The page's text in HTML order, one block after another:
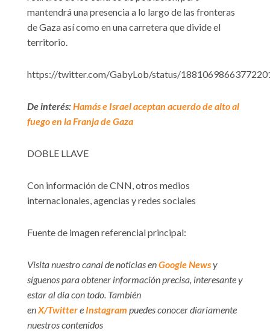
mantendrá una presencia a lo largo de las fronteras
de Gaza así como en una carretera que divide el
territorio.
https://twitter.com/GabyLob/status/
De interés:Hamás e Israel aceptan acuerdo de alto al
fuego en la Franja de Gaza
DOBLE LLAVE
Con información de CNN, otros medios
internacionales, agencias y redes sociales
Fuente de imagen referencial principal:
Visita nuestro canal de noticias enGoogle Newsy
síguenos para obtener información precisa, interesante y
estar al día con todo. También
en X/Twittere Instagram puedes conocer diariamente
nuestros contenidos